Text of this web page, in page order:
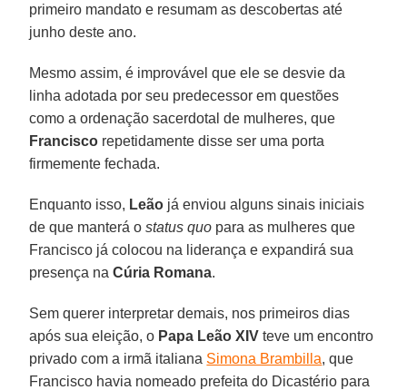
primeiro mandato e resumam as descobertas até
junho deste ano.
Mesmo assim, é improvável que ele se desvie da
linha adotada por seu predecessor em questões
como a ordenação sacerdotal de mulheres, que
Francisco repetidamente disse ser uma porta
firmemente fechada.
Enquanto isso, Leão já enviou alguns sinais iniciais
de que manterá ostatus quo para as mulheres que
Francisco já colocou na liderança e expandirá sua
presença naCúria Romana.
Sem querer interpretar demais, nos primeiros dias
após sua eleição, o Papa Leão XIV teve um encontro
privado com a irmã italiana Simona Brambilla, que
Francisco havia nomeado prefeita do Dicastério para